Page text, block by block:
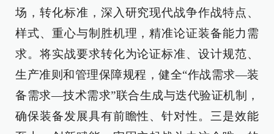
场，转化标准，深入研究现代战争作战特点、
样式、重心与制胜机理，精准论证装备能力需
求。将实战要求转化为论证标准、设计规范、
生产准则和管理保障规程，健全“作战需求—装
备需求—技术需求”联合生成与迭代验证机制，
确保装备发展具有前瞻性、针对性。三是效能